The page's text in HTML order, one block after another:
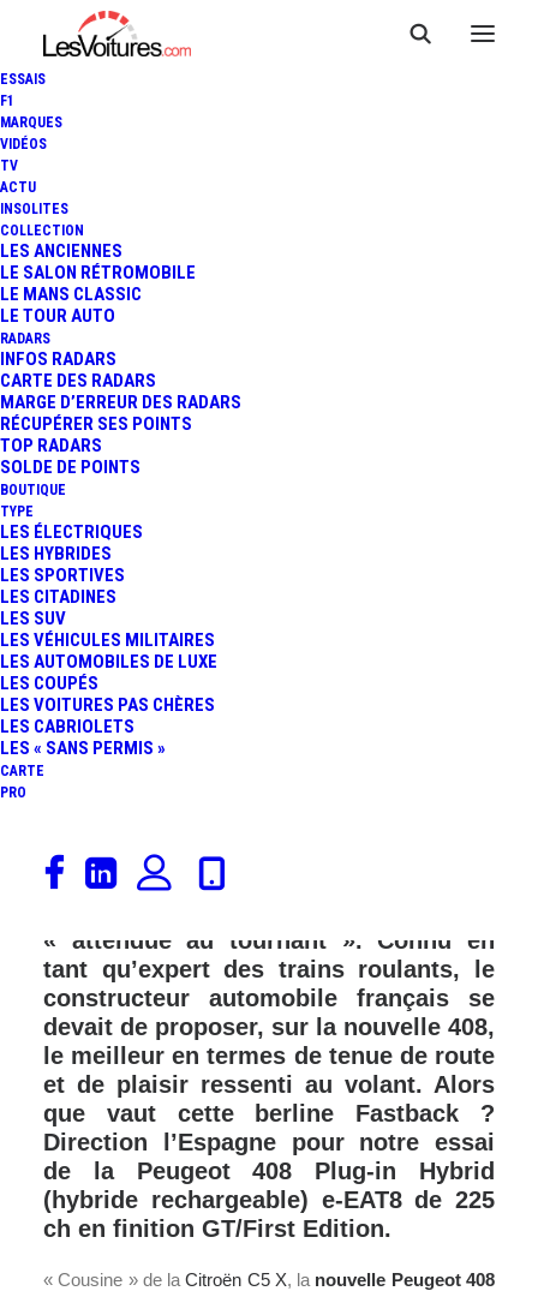
ESSAIS
F1
MARQUES
VIDÉOS
TV
ACTU
INSOLITES
COLLECTION
LES ANCIENNES
LE SALON RÉTROMOBILE
LE MANS CLASSIC
LE TOUR AUTO
RADARS
INFOS RADARS
CARTE DES RADARS
MARGE D’ERREUR DES RADARS
RÉCUPÉRER SES POINTS
TOP RADARS
SOLDE DE POINTS
BOUTIQUE
TYPE
LES ÉLECTRIQUES
LES HYBRIDES
LES SPORTIVES
LES CITADINES
LES SUV
LES VÉHICULES MILITAIRES
LES AUTOMOBILES DE LUXE
LES COUPÉS
LES VOITURES PAS CHÈRES
LES CABRIOLETS
LES « SANS PERMIS »
CARTE
PRO
PEUGEOT 408 : LE NOUVEAU
« SACRÉ NUMÉRO », ESSAI
18 Minutes
Avec la nouvelle Peugeot 408 berline
au design atypique, la marque au Lion
« attendue au tournant ». Connu en
tant qu’expert des trains roulants, le
constructeur automobile français se
devait de proposer, sur la nouvelle 408,
le meilleur en termes de tenue de route
et de plaisir ressenti au volant. Alors
que vaut cette berline Fastback ?
Direction l’Espagne pour notre essai
de la Peugeot 408 Plug-in Hybrid
(hybride rechargeable) e-EAT8 de 225
ch en finition GT/First Edition.
« Cousine » de laCitroën C5 X, la nouvelle Peugeot 408